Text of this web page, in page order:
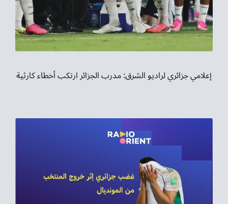
إعلامي جزائري لراديو الشرق: مدرب الجزائر ارتكب أخطاء كارثية